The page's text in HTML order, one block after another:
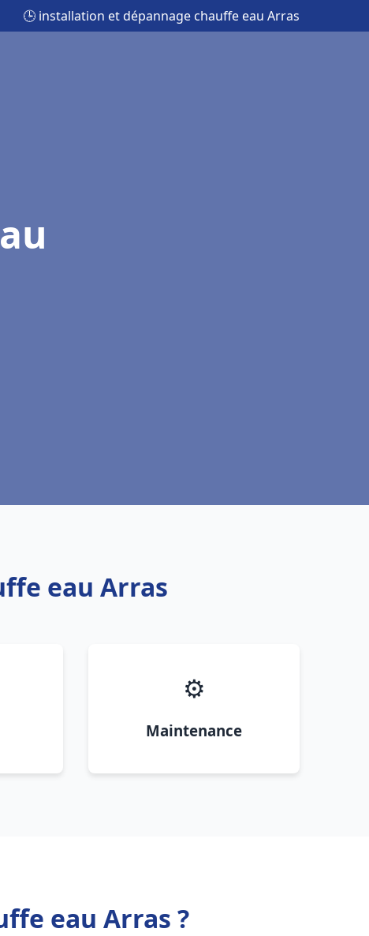
🕒 installation et dépannage chauffe eau Arras
eau Arras
⚙️
Maintenance
eau Arras ?